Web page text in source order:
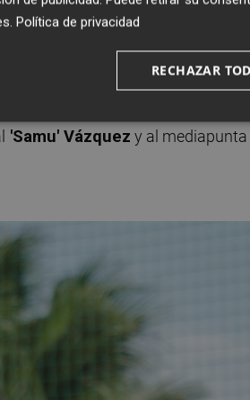
los escapulados están
Roger Colomina, el mediapunta
'Samu' Vázquez y al mediapunta
. Política de privacidad
RECHAZAR